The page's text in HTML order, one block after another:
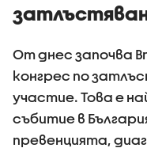
От днес започва
конгрес по
участие. Това е
събитие в
превенцията,